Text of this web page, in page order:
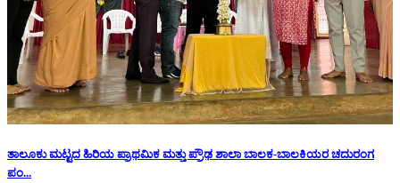
ತಾಲೂಕು ಮಟ್ಟದ ಹಿರಿಯ ಪ್ರಾಥಮಿಕ ಮತ್ತು ಪ್ರೌಢ ಶಾಲಾ ಬಾಲಕ-ಬಾಲಕಿಯರ ಚದುರಂಗ
ಪಂ...